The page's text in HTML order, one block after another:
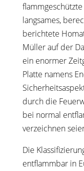
langsames,
berichtete
Müller auf der
ein enormer
Platte namens
durch die
bei normal
verzeichnen
Die
entflammbar in